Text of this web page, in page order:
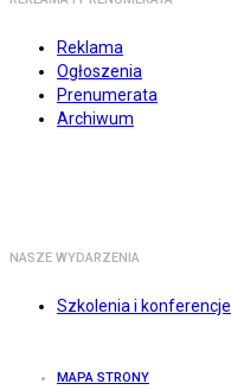
Reklama
Ogłoszenia
Prenumerata
Archiwum
NASZE WYDARZENIA
Szkolenia i konferencje
MAPA STRONY